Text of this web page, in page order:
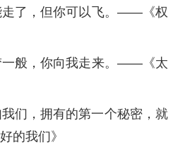
走了，但你可以飞。——《权
一般，你向我走来。——《太
们，拥有的第一个秘密，就
的我们》